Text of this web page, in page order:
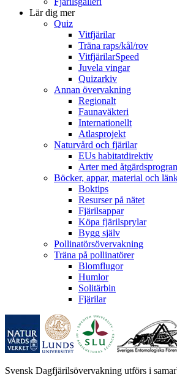
Lär dig mer
Quiz
Vitfjärilar
Träna raps/kål/rov
VitfjärilarSpeed
Juvela vingar
Quizarkiv
Annan övervakning
Regionalt
Faunaväkteri
Internationellt
Atlasprojekt
Naturvård och fjärilar
EUs habitatdirektiv
Arter med
Böcker, appar, material och
Boktips
Resurser på nätet
Fjärilsappar
Köpa fjärilsprylar
Bygg själv
Pollinatörsövervakning
Träna på pollinatörer
Blomflugor
Humlor
Solitärbin
Fjärilar
Svensk Dagfjärilsövervakning utförs i